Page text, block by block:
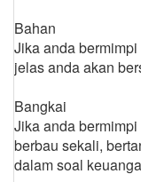
Bahan
Jika anda
jelas anda akan
Bangkai
Jika anda
berbau sekali,
dalam soal